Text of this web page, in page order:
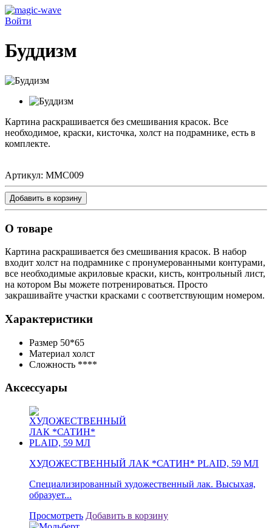
Войти
Буддизм
Картина раскрашивается без смешивания красок. Все
необходимое, краски, кисточка, холст на подрамнике, есть в
комплекте.
Артикул: MMC009
Добавить в корзину
О товаре
Картина раскрашивается без смешивания красок. В набор
входит холст на подрамнике с пронумерованными контурами,
все необходимые акриловые краски, кисть, контрольный лист,
на котором Вы можете потренироваться. Просто
закрашивайте участки красками с соответствующим номером.
Характеристики
Размер 50*65
Материал холст
Сложность ****
Аксессуары
ХУДОЖЕСТВЕННЫЙ ЛАК *САТИН* PLAID, 59 МЛ
Специализированный художественный лак. Высыхая,
образует...
Просмотреть Добавить в корзину